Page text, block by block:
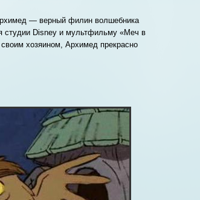
— верный филин волшебника
студии Disney и мультфильму «Меч в
хозяином, Архимед прекрасно